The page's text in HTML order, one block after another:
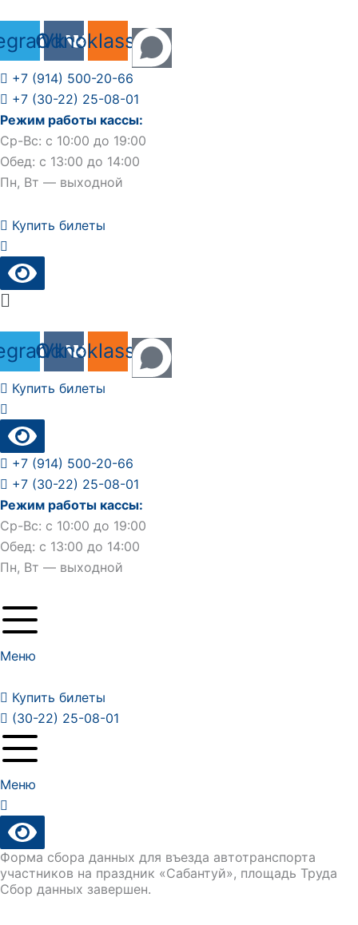
содержимому
Vk
Odnoklassniki
+7 (914) 500-20-66
+7 (30-22) 25-08-01
Режим работы кассы:
Ср-Вс: с 10:00 до 19:00
Обед: с 13:00 до 14:00
Пн, Вт — выходной
Купить билеты
Main
Vk
Odnoklassniki
Купить билеты
+7 (914) 500-20-66
+7 (30-22) 25-08-01
Режим работы кассы:
Ср-Вс: с 10:00 до 19:00
Обед: с 13:00 до 14:00
Пн, Вт — выходной
Меню
Купить билеты
(30-22) 25-08-01
Меню
Форма сбора данных для въезда автотранспорта
участников на праздник «Сабантуй», площадь Труда
Сбор данных завершен.